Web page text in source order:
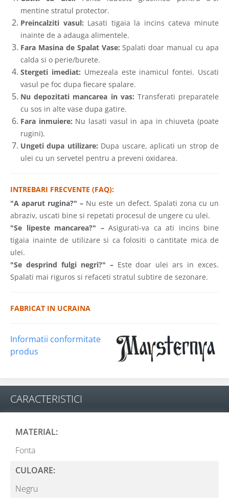
mentine stratul protector.
Preincalziti vasul: Lasati tigaia la incins cateva minute
inainte de a adauga alimentele.
Fara Masina de Spalat Vase: Spalati doar manual cu apa
calda si o perie/burete.
Stergeti imediat: Umezeala este inamicul fontei. Uscati
vasul pe foc dupa fiecare spalare.
Nu depozitati mancarea in vas: Transferati preparatele
cu sos in alte vase dupa gatire.
Fara inmuiere: Nu lasati vasul in apa in chiuveta (poate
rugini).
Ungeti dupa utilizare: Dupa uscare, aplicati un strop de
ulei cu un servetel pentru a preveni oxidarea.
INTREBARI FRECVENTE (FAQ):
"A aparut rugina?" – Nu este un defect. Spalati zona cu un
abraziv, uscati bine si repetati procesul de ungere cu ulei.
"Se lipeste mancarea?" – Asigurati-va ca ati incins bine
tigaia inainte de utilizare si ca folositi o cantitate mica de
ulei.
"Se desprind fulgi negri?" – Este doar ulei ars in exces.
Spalati mai riguros si refaceti stratul subtire de sezonare.
FABRICAT IN UCRAINA
Informatii conformitate
produs
CARACTERISTICI
MATERIAL:
Fonta
CULOARE:
Negru